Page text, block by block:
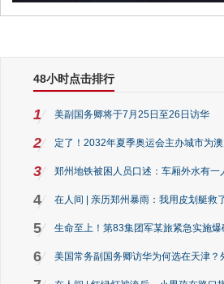
48小时点击排行
1 美副国务卿将于7月25日至26日访华
2 定了！2032年夏季奥运会主办城市为
3 郑州地铁被困人员口述：车厢外水有一
4 在人间 | 亲历郑州暴雨：我用皮划艇救
5 生命至上！第83集团军某旅紧急实施爆
6 美国常务副国务卿访华为何选在天津？